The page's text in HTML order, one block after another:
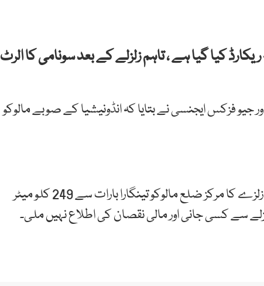
میں 6.2 شدت کا زلزلہ ریکارڈ کیا گیا ہے ، تاہم زلزلے کے بعد سونامی کا الرٹ
فزکس ایجنسی نے بتایا کہ انڈونیشیا کے صوبے مالوکو
ریکٹر سکیل پر زلزلے کی شدت 6.2 ریکارڈ کی گئی ہے ۔ زلزے کا مرکز ضلع مالوکو تینگارا بارات سے 249 کلو میٹر